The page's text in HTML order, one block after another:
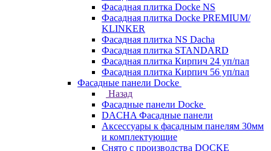
Фасадная плитка Docke NS
Фасадная плитка Docke PREMIUM/
KLINKER
Фасадная плитка NS Dacha
Фасадная плитка STANDARD
Фасадная плитка Кирпич 24 уп/пал
Фасадная плитка Кирпич 56 уп/пал
Фасадные панели Docke
Назад
Фасадные панели Docke
DACHA Фасадные панели
Аксессуары к фасадным панелям 30мм
и комплектующие
Снято с производства DOCKE